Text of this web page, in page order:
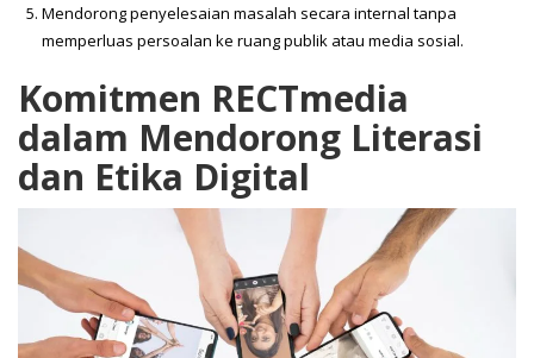
Mendorong penyelesaian masalah secara internal tanpa
memperluas persoalan ke ruang publik atau media sosial.
Komitmen RECTmedia
dalam Mendorong Literasi
dan Etika Digital